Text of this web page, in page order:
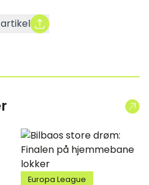
Europa League